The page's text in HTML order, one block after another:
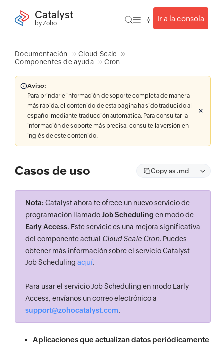
Catalyst
by Zoho
Ir a la consola
Documentación
Cloud Scale
Componentes de ayuda
Cron
Aviso:
Para brindarle información de soporte completa de manera
más rápida, el contenido de esta página ha sido traducido al
español mediante traducción automática. Para consultar la
información de soporte más precisa, consulte la versión en
inglés de este contenido.
Casos de uso Copy as .md
Nota: Catalyst ahora te ofrece un nuevo servicio de
programación llamadoJob Scheduling en modo de
Early Access. Este servicio es una mejora significativa
del componente actual Cloud Scale Cron. Puedes
obtener más información sobre el servicio Catalyst
Job Scheduling aquí.
Para usar el servicio Job Scheduling en modo Early
Access, envíanos un correo electrónico a
support@zohocatalyst.com.
Aplicaciones que actualizan datos periódicamente